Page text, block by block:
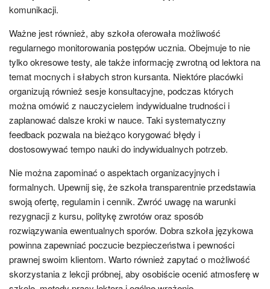
komunikacji.
Ważne jest również, aby szkoła oferowała możliwość
regularnego monitorowania postępów ucznia. Obejmuje to nie
tylko okresowe testy, ale także informację zwrotną od lektora na
temat mocnych i słabych stron kursanta. Niektóre placówki
organizują również sesje konsultacyjne, podczas których
można omówić z nauczycielem indywidualne trudności i
zaplanować dalsze kroki w nauce. Taki systematyczny
feedback pozwala na bieżąco korygować błędy i
dostosowywać tempo nauki do indywidualnych potrzeb.
Nie można zapominać o aspektach organizacyjnych i
formalnych. Upewnij się, że szkoła transparentnie przedstawia
swoją ofertę, regulamin i cennik. Zwróć uwagę na warunki
rezygnacji z kursu, politykę zwrotów oraz sposób
rozwiązywania ewentualnych sporów. Dobra szkoła językowa
powinna zapewniać poczucie bezpieczeństwa i pewności
prawnej swoim klientom. Warto również zapytać o możliwość
skorzystania z lekcji próbnej, aby osobiście ocenić atmosferę w